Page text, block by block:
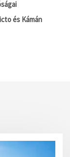
és Kámán